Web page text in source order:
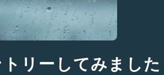
リーしてみました